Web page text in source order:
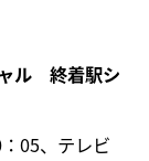
ル 終着駅シ
05、テレビ